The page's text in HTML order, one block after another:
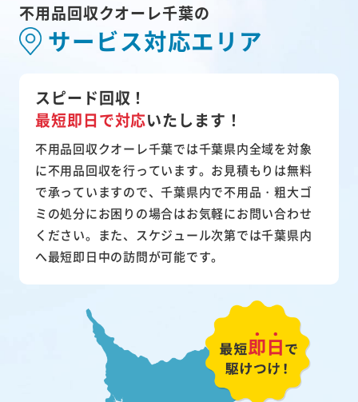
不用品回収クオーレ千葉の
サービス対応エリア
スピード回収！
最短即日で対応いたします！
不用品回収クオーレ千葉では千葉県内全域を対象
に不用品回収を行っています。お見積もりは無料
で承っていますので、千葉県内で不用品・粗大ゴ
ミの処分にお困りの場合はお気軽にお問い合わせ
ください。また、スケジュール次第では千葉県内
へ最短即日中の訪問が可能です。